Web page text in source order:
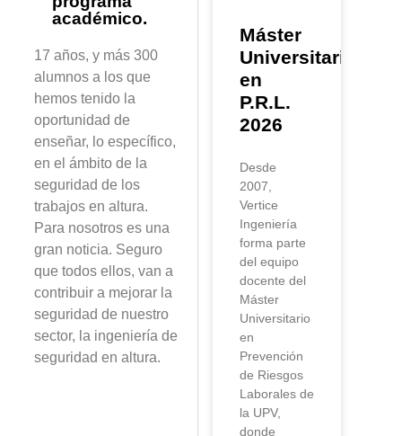
académico.
17 años, y más 300
alumnos a los que
hemos tenido la
oportunidad de
enseñar, lo específico,
en el ámbito de la
seguridad de los
trabajos en altura.
Para nosotros es una
gran noticia. Seguro
que todos ellos, van a
contribuir a mejorar la
seguridad de nuestro
sector, la ingeniería de
seguridad en altura.
Máster
Universitario
en
P.R.L.
2026
Desde
2007,
Vertice
Ingeniería
forma parte
del equipo
docente del
Máster
Universitario
en
Prevención
de Riesgos
Laborales de
la UPV,
donde